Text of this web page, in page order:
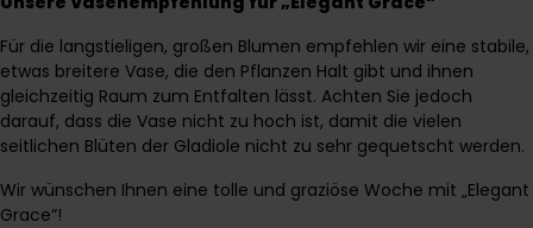
Für die langstieligen, großen Blumen empfehlen wir eine stabile,
etwas breitere Vase, die den Pflanzen Halt gibt und ihnen
gleichzeitig Raum zum Entfalten lässt. Achten Sie jedoch
darauf, dass die Vase nicht zu hoch ist, damit die vielen
seitlichen Blüten der Gladiole nicht zu sehr gequetscht werden.
Wir wünschen Ihnen eine tolle und graziöse Woche mit „Elegant
Grace“!